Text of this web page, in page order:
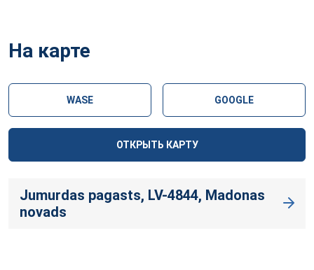
На карте
WASE GOOGLE
ОТКРЫТЬ КАРТУ
Jumurdas pagasts, LV-4844, Madonas
novads